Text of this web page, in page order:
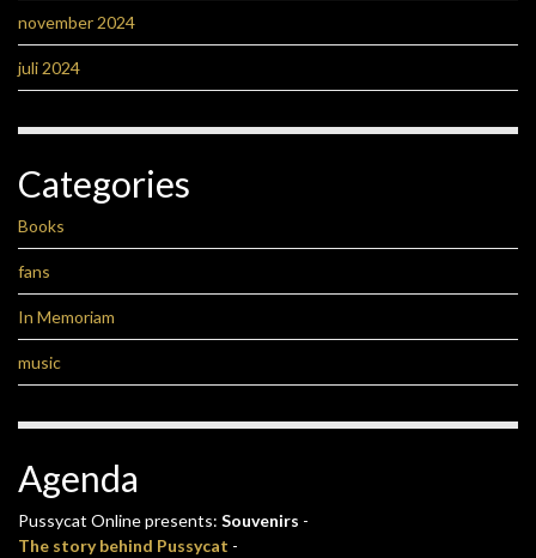
november 2024
juli 2024
Categories
Books
fans
In Memoriam
music
Agenda
Pussycat Online presents: Souvenirs -
The story behind Pussycat -